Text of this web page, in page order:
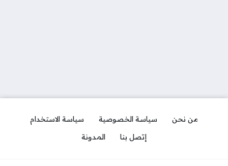
من نحن سياسة الخصوصية
سياسة الاستخدام
إتصل بنا
المدونة